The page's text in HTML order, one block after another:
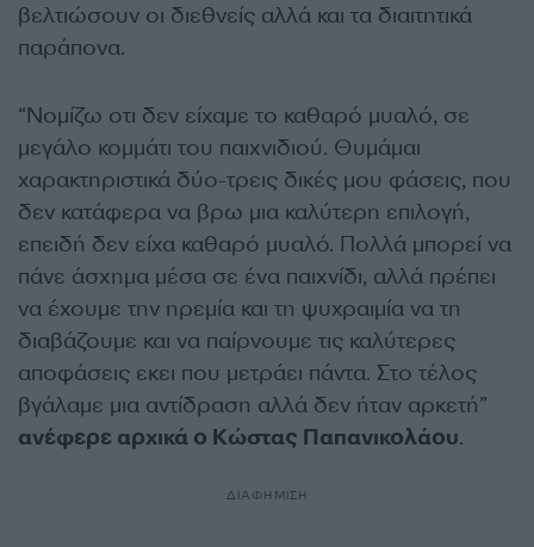
βελτιώσουν οι διεθνείς αλλά και τα διαιτητικά
παράπονα.
“Νομίζω οτι δεν είχαμε το καθαρό μυαλό, σε
μεγάλο κομμάτι του παιχνιδιού. Θυμάμαι
χαρακτηριστικά δύο-τρεις δικές μου φάσεις, που
δεν κατάφερα να βρω μια καλύτερη επιλογή,
επειδή δεν είχα καθαρό μυαλό. Πολλά μπορεί να
πάνε άσχημα μέσα σε ένα παιχνίδι, αλλά πρέπει
να έχουμε την ηρεμία και τη ψυχραιμία να τη
διαβάζουμε και να παίρνουμε τις καλύτερες
αποφάσεις εκει που μετράει πάντα. Στο τέλος
βγάλαμε μια αντίδραση αλλά δεν ήταν αρκετή”
ανέφερε αρχικά ο Κώστας Παπανικολάου.
ΔΙΑΦΗΜΙΣΗ